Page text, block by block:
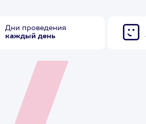
Дни проведения
каждый день